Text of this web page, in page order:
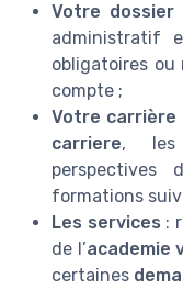
Votre dossier
administratif
obligatoires ou
compte ;
Votre carrière
carriere, les
perspectives
formations
Les services :
de l’academie
certaines